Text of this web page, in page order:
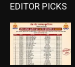
EDITOR PICKS